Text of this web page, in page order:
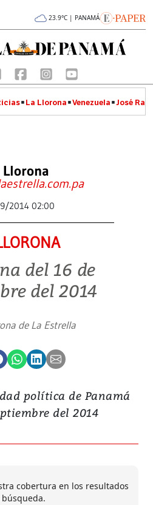
23.9°C | PANAMÁ
La Llorona Venezuela José
Llorona
2014 02:00
del 16 de
del 2014
de La Estrella
política de Panamá
del 2014
cobertura en los resultados